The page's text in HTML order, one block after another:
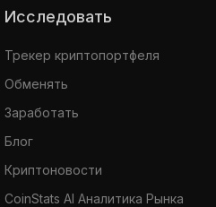
Исследовать
Трекер криптопортфеля
Обменять
Заработать
Блог
Криптоновости
CoinStats AI Аналитика Рынка